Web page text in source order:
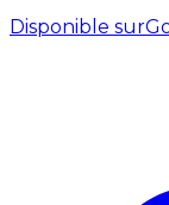
Disponible sur